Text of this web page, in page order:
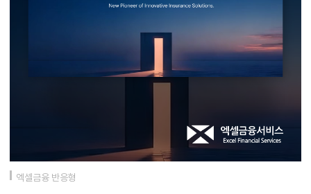
엑셀금융 반응형